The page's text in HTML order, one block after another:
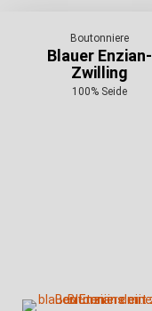
Boutonniere
Blauer Enzian-
Zwilling
100% Seide